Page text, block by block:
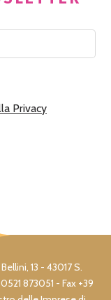
Privacy
13 - 43017 S.
873051 - Fax +39